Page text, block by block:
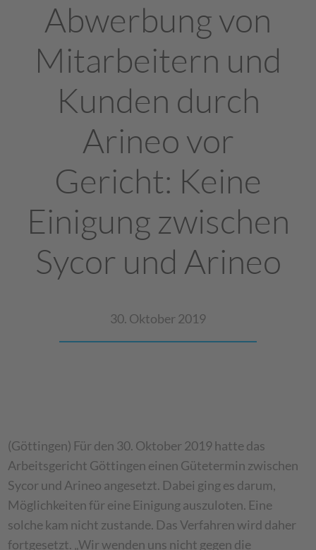
Abwerbung von
Mitarbeitern und
Kunden durch
Arineo vor
Gericht: Keine
Einigung zwischen
Sycor und Arineo
30. Oktober 2019
(Göttingen) Für den 30. Oktober 2019 hatte das
Arbeitsgericht Göttingen einen Gütetermin zwischen
Sycor und Arineo angesetzt. Dabei ging es darum,
Möglichkeiten für eine Einigung auszuloten. Eine
solche kam nicht zustande. Das Verfahren wird daher
fortgesetzt. „Wir wenden uns nicht gegen die